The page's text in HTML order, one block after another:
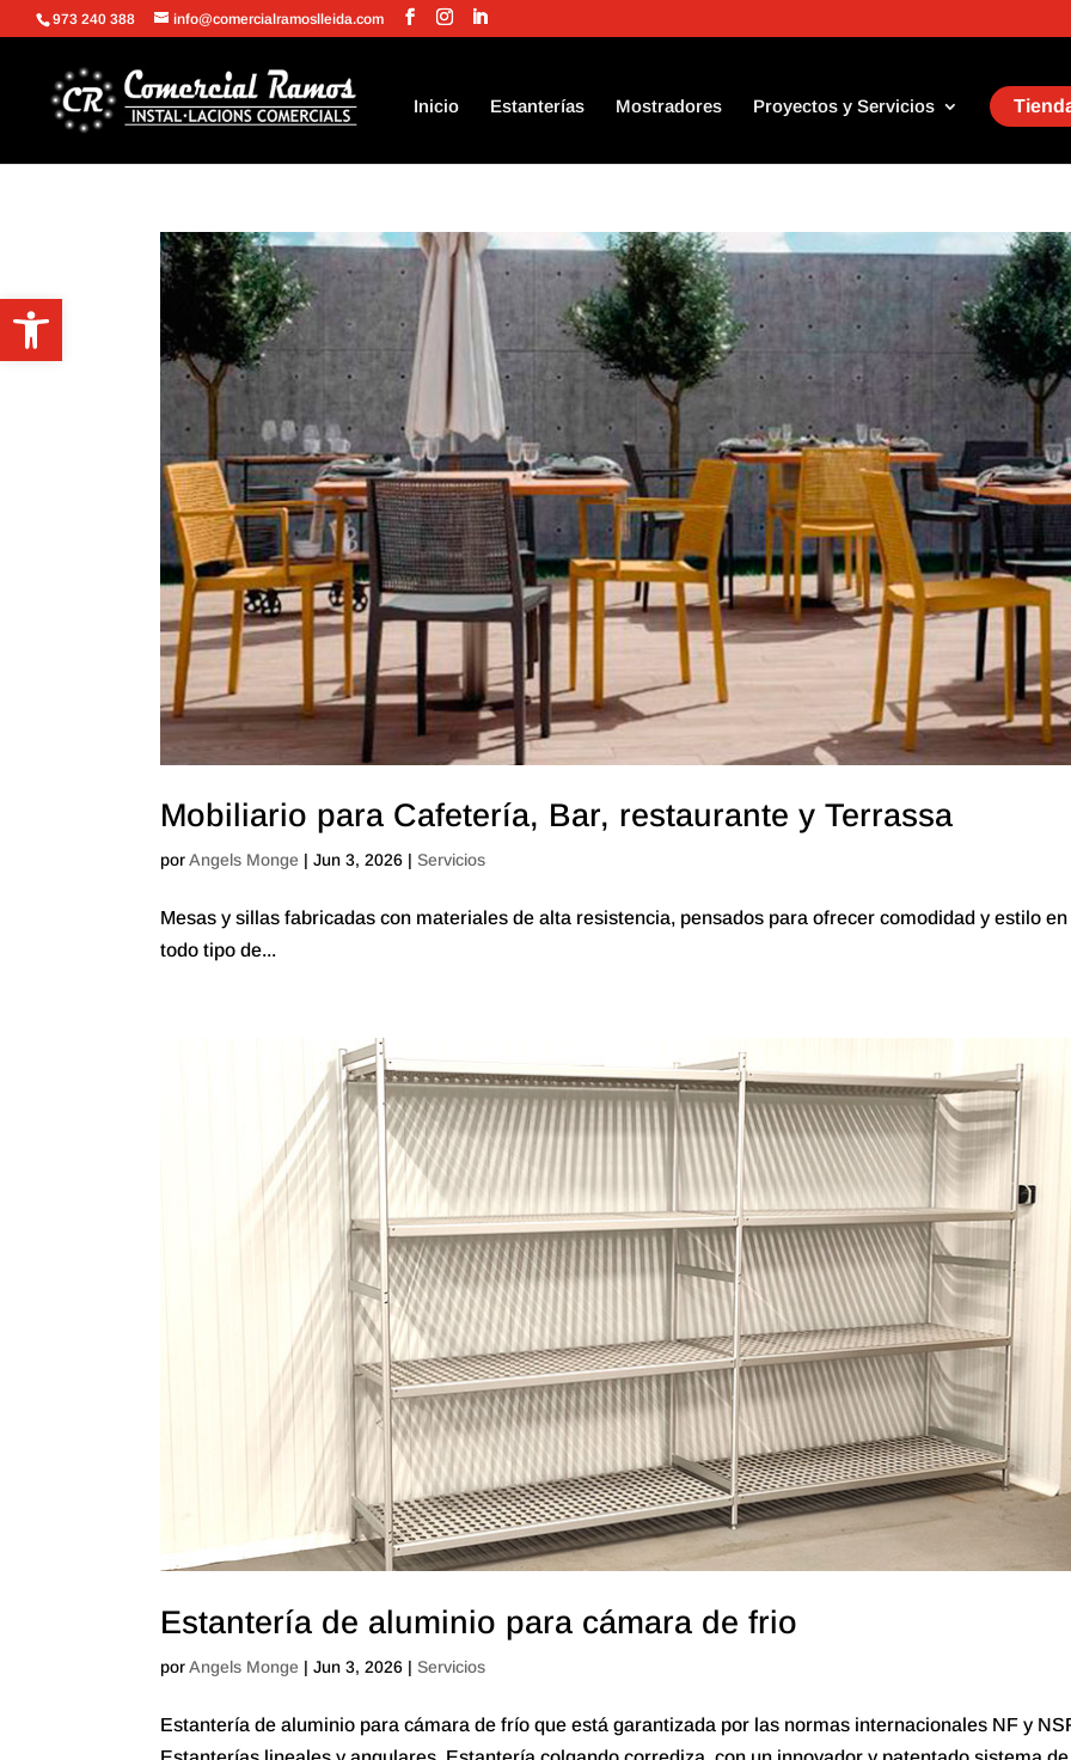
Abrir barra de herramientas
973 240 388 info@comercialramoslleida.com
Inicio Estanterías Mostradores Proyectos y Servicios
Mobiliario para Cafetería, Bar, restaurante y Terrassa
porAngels Monge |Jun 3, 2026 | Servicios
Mesas y sillas fabricadas con materiales de alta resistencia, pensados ​​para ofrecer comodidad y estilo en
todo tipo de...
Estantería de aluminio para cámara de frio
porAngels Monge |Jun 3, 2026 | Servicios
Estantería de aluminio para cámara de frío que está garantizada por las normas internacionales NF y